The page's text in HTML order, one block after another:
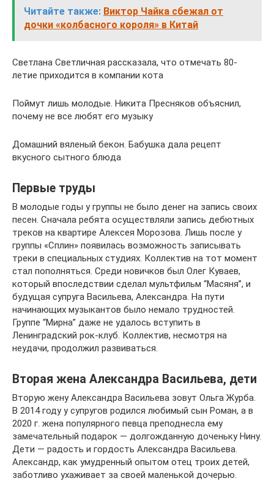
Читайте также: Виктор Чайка сбежал от
дочки «колбасного короля» в Китай
Светлана Светличная рассказала, что отмечать 80-
летие приходится в компании кота
Поймут лишь молодые. Никита Пресняков объяснил,
почему не все любят его музыку
Домашний вяленый бекон. Бабушка дала рецепт
вкусного сытного блюда
Первые труды
В молодые годы у группы не было денег на запись своих
песен. Сначала ребята осуществляли запись дебютных
треков на квартире Алексея Морозова. Лишь после у
группы «Сплин» появилась возможность записывать
треки в специальных студиях. Коллектив на тот момент
стал пополняться. Среди новичков был Олег Куваев,
который впоследствии сделал мультфильм “Масяня”, и
будущая супруга Васильева, Александра. На пути
начинающих музыкантов было немало трудностей.
Группе “Мирна” даже не удалось вступить в
Ленинградский рок-клуб. Коллектив, несмотря на
неудачи, продолжил развиваться.
Вторая жена Александра Васильева, дети
Вторую жену Александра Васильева зовут Ольга Журба.
В 2014 году у супругов родился любимый сын Роман, а в
2020 г. жена популярного певца преподнесла ему
замечательный подарок — долгожданную доченьку Нину.
Дети — радость и гордость Александра Васильева.
Александр, как умудренный опытом отец троих детей,
заботливо ухаживает за своей маленькой дочерью.